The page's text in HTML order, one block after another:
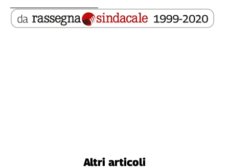
Abruzzo-
Molise
Altri articoli